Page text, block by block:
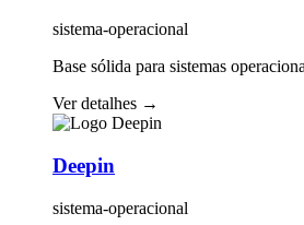
sistema-operacional
Base sólida para sistemas
Ver detalhes →
Deepin
sistema-operacional